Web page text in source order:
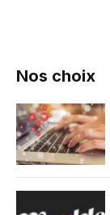
Nos choix